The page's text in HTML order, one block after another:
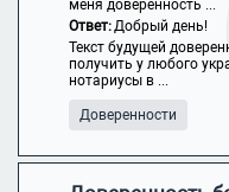
меня доверенность ...
Ответ:Добрый день!
Текст будущей
получить у любого
нотариусы в ...
Доверенности